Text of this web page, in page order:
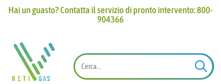
Hai un guasto? Contatta il servizio di pronto intervento: 800-
904366​